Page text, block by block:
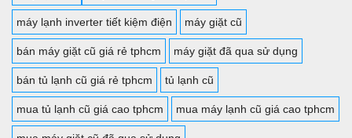
máy lạnh inverter tiết kiệm điện máy giặt cũ
bán máy giặt cũ giá rẻ tphcm máy giặt đã qua sử dụng
bán tủ lạnh cũ giá rẻ tphcm tủ lạnh cũ
mua tủ lạnh cũ giá cao tphcm mua máy lạnh cũ giá cao tphcm